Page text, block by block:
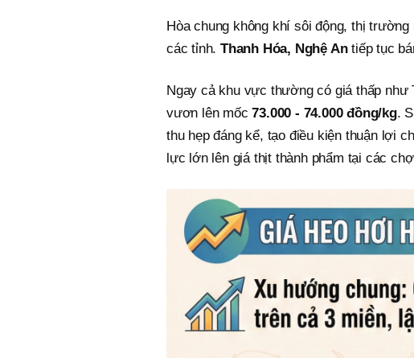
Hòa chung không khí sôi động, thị
các tỉnh. Thanh Hóa, Nghệ Antiếp tục
Ngay cả khu vực thường có giá thấp
vươn lên mốc73.000 - 74.000 đồng/kg.
thu hẹp đáng kể, tạo điều kiện thuận lợi
lực lớn lên giá thịt thành phẩm tại các